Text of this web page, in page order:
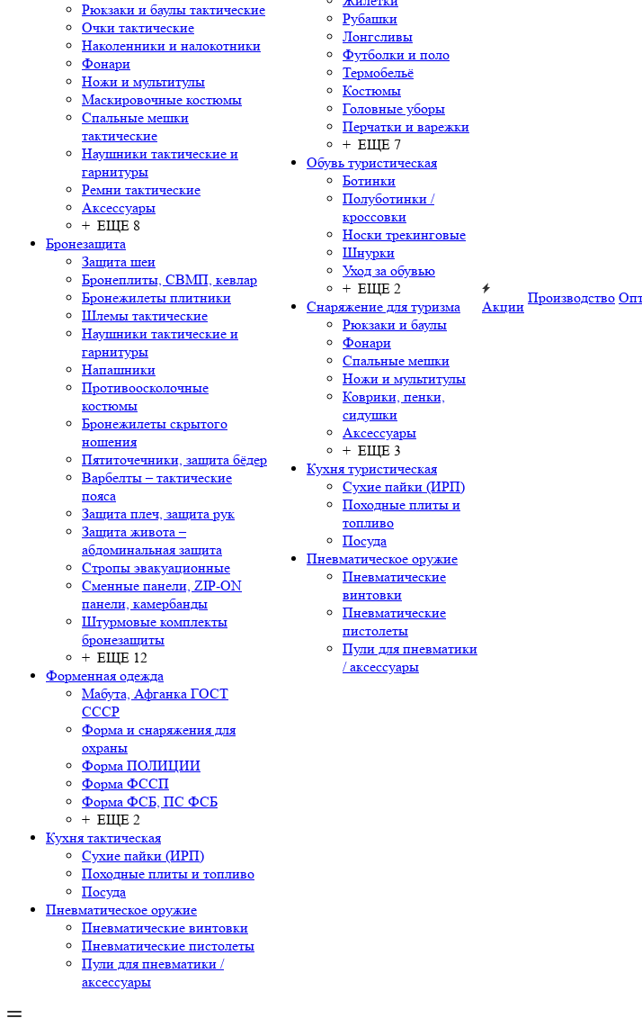
Рюкзаки и баулы тактические
Очки тактические
Наколенники и налокотники
Фонари
Ножи и мультитулы
Маскировочные костюмы
Спальные мешки
тактические
Наушники тактические и
гарнитуры
Ремни тактические
Аксессуары
+ ЕЩЕ 8
Бронезащита
Защита шеи
Бронеплиты, СВМП, кевлар
Бронежилеты плитники
Шлемы тактические
Наушники тактические и
гарнитуры
Напашники
Противоосколочные
костюмы
Бронежилеты скрытого
ношения
Пятиточечники, защита бёдер
Варбелты – тактические
пояса
Защита плеч, защита рук
Защита живота –
абдоминальная защита
Стропы эвакуационные
Сменные панели, ZIP-ON
панели, камербанды
Штурмовые комплекты
бронезащиты
+ ЕЩЕ 12
Форменная одежда
Мабута, Афганка ГОСТ
СССР
Форма и снаряжения для
охраны
Форма ПОЛИЦИИ
Форма ФССП
Форма ФСБ, ПС ФСБ
+ ЕЩЕ 2
Кухня тактическая
Сухие пайки (ИРП)
Походные плиты и топливо
Посуда
Пневматическое оружие
Пневматические винтовки
Пневматические пистолеты
Пули для пневматики /
аксессуары
Рубашки
Лонгсливы
Футболки и поло
Термобельё
Костюмы
Головные уборы
Перчатки и варежки
+ ЕЩЕ 7
Обувь туристическая
Ботинки
Полуботинки /
кроссовки
Носки трекинговые
Шнурки
Уход за обувью
+ ЕЩЕ 2
Снаряжение для туризма
Рюкзаки и баулы
Фонари
Спальные мешки
Ножи и мультитулы
Коврики, пенки,
сидушки
Аксессуары
+ ЕЩЕ 3
Кухня туристическая
Сухие пайки (ИРП)
Походные плиты и
топливо
Посуда
Пневматическое оружие
Пневматические
винтовки
Пневматические
пистолеты
Пули для пневматики
/ аксессуары
Акции
Производство